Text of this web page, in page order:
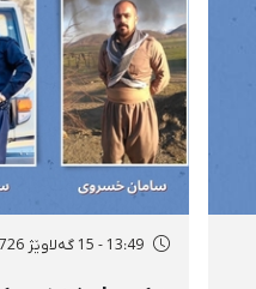
13:49 - 15 گەلاوێژ 2726